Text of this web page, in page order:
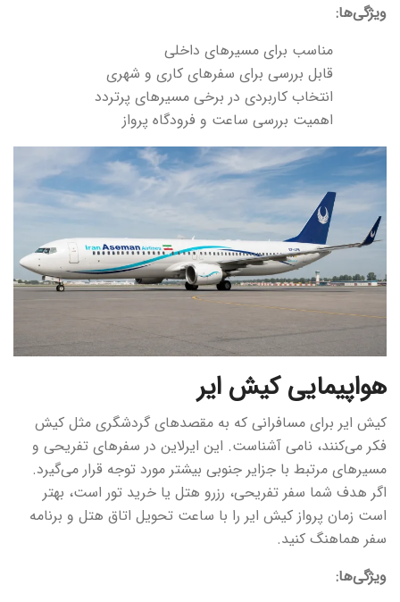
ویژگی‌ها:
مناسب برای مسیرهای داخلی
قابل بررسی برای سفرهای کاری و شهری
انتخاب کاربردی در برخی مسیرهای پرتردد
اهمیت بررسی ساعت و فرودگاه پرواز
هواپیمایی کیش ایر
کیش ایر برای مسافرانی که به مقصدهای گردشگری مثل کیش
فکر می‌کنند، نامی آشناست. این ایرلاین در سفرهای تفریحی و
مسیرهای مرتبط با جزایر جنوبی بیشتر مورد توجه قرار می‌گیرد.
اگر هدف شما سفر تفریحی، رزرو هتل یا خرید تور است، بهتر
است زمان پرواز کیش ایر را با ساعت تحویل اتاق هتل و برنامه
سفر هماهنگ کنید.
ویژگی‌ها: